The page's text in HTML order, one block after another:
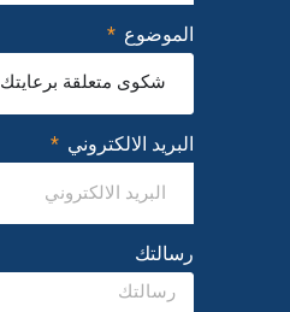
الموضوع
شكوى متعلقة برعايتك
البريد الالكتروني
رسالتك